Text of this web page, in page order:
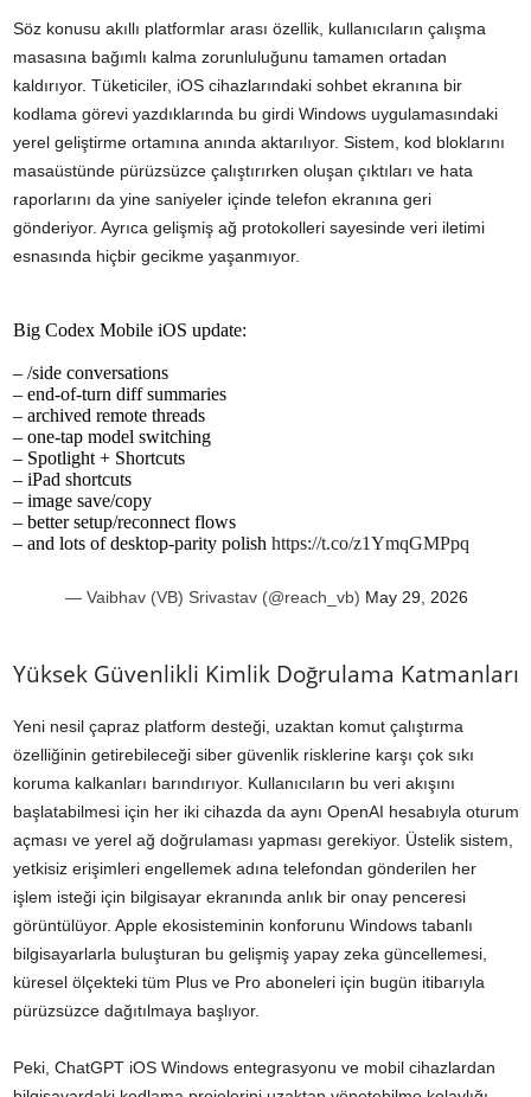
Söz konusu akıllı platformlar arası özellik, kullanıcıların çalışma
masasına bağımlı kalma zorunluluğunu tamamen ortadan
kaldırıyor. Tüketiciler, iOS cihazlarındaki sohbet ekranına bir
kodlama görevi yazdıklarında bu girdi Windows uygulamasındaki
yerel geliştirme ortamına anında aktarılıyor. Sistem, kod bloklarını
masaüstünde pürüzsüzce çalıştırırken oluşan çıktıları ve hata
raporlarını da yine saniyeler içinde telefon ekranına geri
gönderiyor. Ayrıca gelişmiş ağ protokolleri sayesinde veri iletimi
esnasında hiçbir gecikme yaşanmıyor.
Big Codex Mobile iOS update:
– /side conversations
– end-of-turn diff summaries
– archived remote threads
– one-tap model switching
– Spotlight + Shortcuts
– iPad shortcuts
– image save/copy
– better setup/reconnect flows
– and lots of desktop-parity polish https://t.co/z1YmqGMPpq
— Vaibhav (VB) Srivastav (@reach_vb) May 29, 2026
Yüksek Güvenlikli Kimlik Doğrulama Katmanları
Yeni nesil çapraz platform desteği, uzaktan komut çalıştırma
özelliğinin getirebileceği siber güvenlik risklerine karşı çok sıkı
koruma kalkanları barındırıyor. Kullanıcıların bu veri akışını
başlatabilmesi için her iki cihazda da aynı OpenAI hesabıyla oturum
açması ve yerel ağ doğrulaması yapması gerekiyor. Üstelik sistem,
yetkisiz erişimleri engellemek adına telefondan gönderilen her
işlem isteği için bilgisayar ekranında anlık bir onay penceresi
görüntülüyor. Apple ekosisteminin konforunu Windows tabanlı
bilgisayarlarla buluşturan bu gelişmiş yapay zeka güncellemesi,
küresel ölçekteki tüm Plus ve Pro aboneleri için bugün itibarıyla
pürüzsüzce dağıtılmaya başlıyor.
Peki, ChatGPT iOS Windows entegrasyonu ve mobil cihazlardan